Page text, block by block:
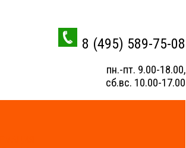
8 (495) 589-75-08
пн.-пт. 9.00-18.00,
сб.вс. 10.00-17.00